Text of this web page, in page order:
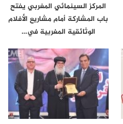
المركز السينمائي المغربي يفتح
باب المشاركة أمام مشاريع الأفلام
الوثائقية المغربية في…